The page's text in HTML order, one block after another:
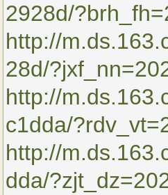
2928d/
http://
28d/
http://
c1dda/
http://
dda/